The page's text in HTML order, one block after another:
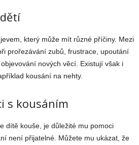
který může mít různé příčiny. Mezi
prořezávání zubů, frustrace, upoutání
nových věcí. Existují však i
kousání na nehty.
s kousáním
dítě kouše, je důležité mu pomoci
není přijatelné. Můžete mu ukázat, že